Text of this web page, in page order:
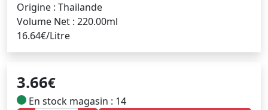
Origine : Thailande
Volume Net : 220.00ml
16.64€/Litre
3.66€
En stock magasin : 14